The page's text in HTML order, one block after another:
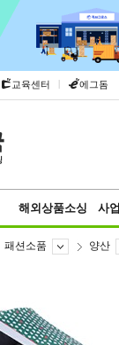
교육센터 | 에그돔
해외상품소싱 사
패션소품 양산